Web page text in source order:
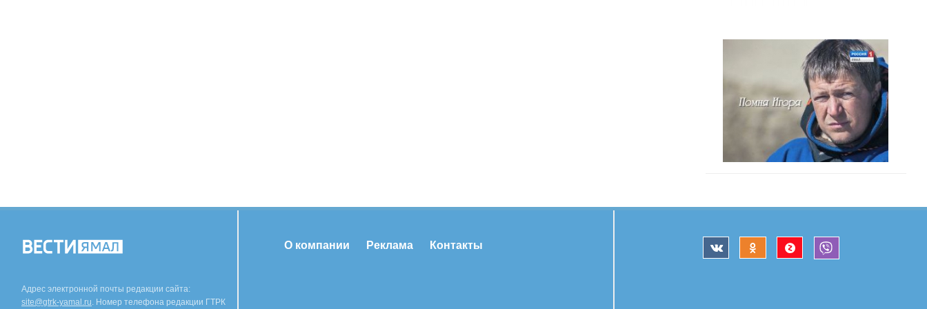
Адрес электронной почты редакции сайта:
site@gtrk-yamal.ru. Номер телефона редакции ГТРК
О компании Реклама Контакты